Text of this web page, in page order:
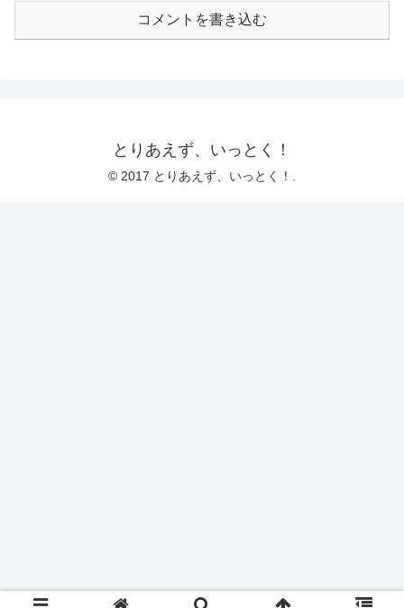
コメントを書き込む
とりあえず、いっとく！
© 2017 とりあえず、いっとく！.